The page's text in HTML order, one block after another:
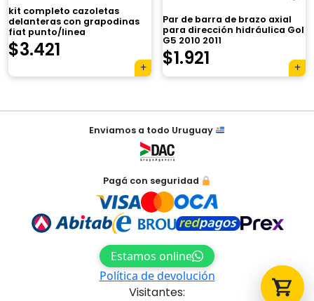
kit completo cazoletas
delanteras con grapodinas
fiat punto/linea
$3.421
Par de barra de brazo axial
para dirección hidráulica Gol
G5 2010 2011
$1.921
NavegaciónEnviamos a todo Uruguay
Pagá con seguridad
Estamos online
Política de devolución
Visitantes:
Tu carrito está vacío.
automáticamente.